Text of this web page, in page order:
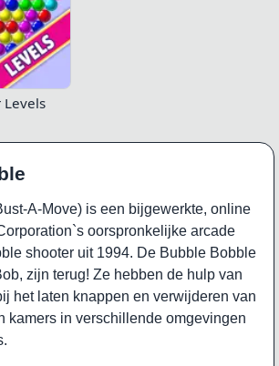
Levels
A-Move) is een bijgewerkte, online
oorspronkelijke arcade
shooter uit 1994. De Bubble Bobble
zijn terug! Ze hebben de hulp van
het laten knappen en verwijderen van
kamers in verschillende omgevingen